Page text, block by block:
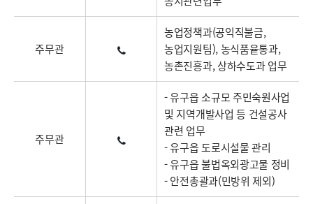
주무관
농업정책과(공익직불금,
농업지원팀), 농식품윹통과,
농촌진흥과, 상하수도과 업무
주무관
- 유구읍 소규모 주민숙원사업
및 지역개발사업 등 건설공사
관련 업무
- 유구읍 도로시설물 관리
- 유구읍 불법옥외광고물 정비
- 안전총괄과(민방위 제외)